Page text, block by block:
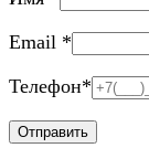
Email *
Телефон*